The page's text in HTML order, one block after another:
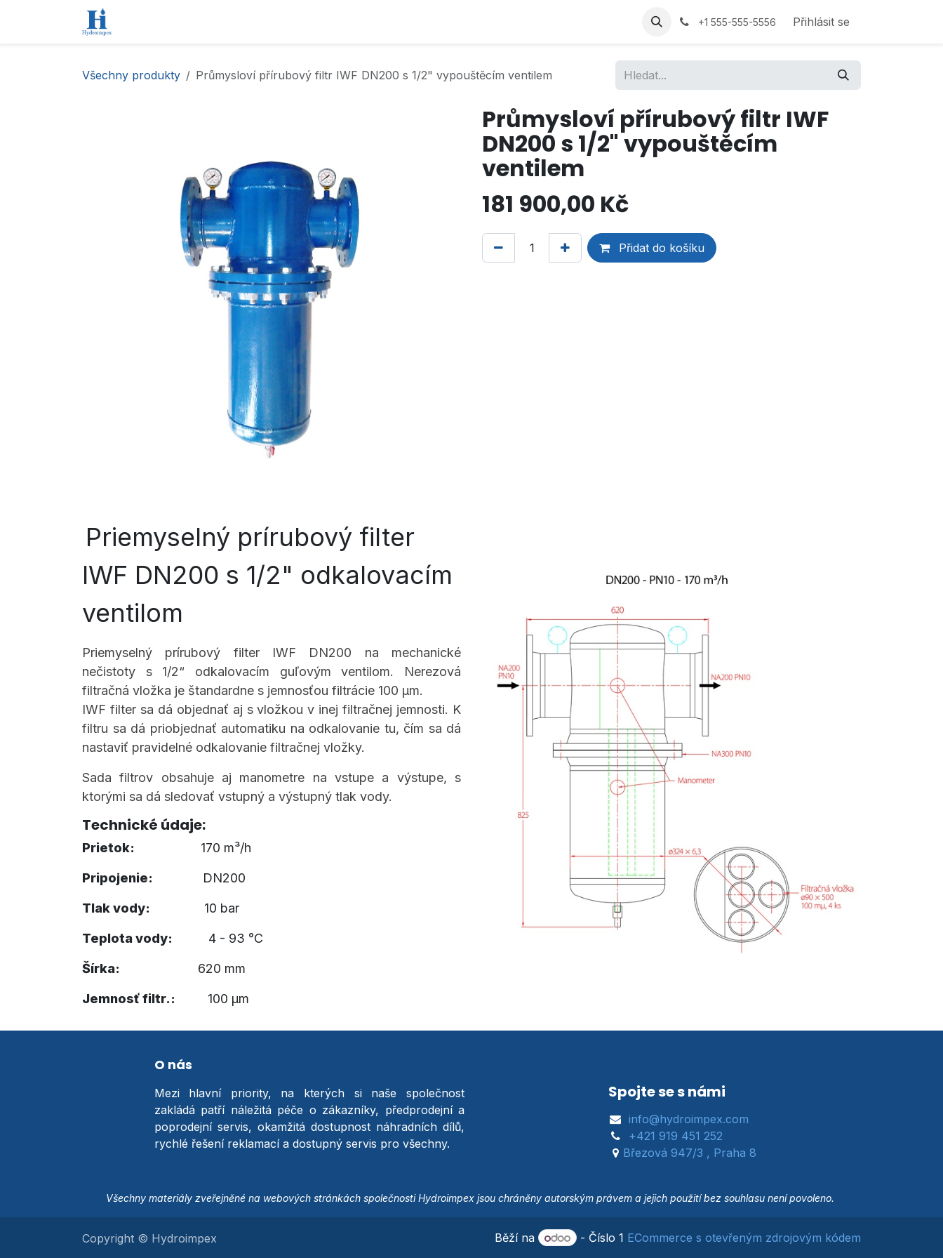
+1 555-555-5556 Přihlásit se
Všechny produkty Průmysloví přírubový filtr IWF DN200 s 1/2" vypouštěcím ventilem
Průmysloví přírubový filtr IWF
DN200 s 1/2" vypouštěcím
ventilem
181 900,00 Kč
Přidat do košíku
Priemyselný prírubový filter
IWF DN200 s 1/2" odkalovacím
ventilom
Priemyselný prírubový filter IWF DN200 na mechanické
nečistoty s 1/2“ odkalovacím guľovým ventilom. Nerezová
filtračná vložka je štandardne s jemnosťou filtrácie 100 µm.
​IWF filter sa dá objednať aj s vložkou v inej filtračnej jemnosti. K
filtru sa dá priobjednať automatiku na odkalovanie tu, čím sa dá
nastaviť pravidelné odkalovanie filtračnej vložky.
Sada filtrov obsahuje aj manometre na vstupe a výstupe, s
ktorými sa dá sledovať vstupný a výstupný tlak vody.
Technické údaje:
Prietok: 170 m³/h
Pripojenie: DN200
Tlak vody: ​​10 bar
Teplota vody: ​4 ​- 93 °C
Šírka: ​620 mm
Jemnosť filtr.: ​100 µm​
O nás
Mezi hlavní priority, na kterých si naše společnost
zakládá patří náležitá péče o zákazníky, předprodejní a
poprodejní servis, okamžitá dostupnost náhradních dílů,
rychlé řešení reklamací a dostupný servis pro všechny.
Všechny materiály zveřejněné na webových stránkách společnosti Hydroimpex jsou chráněny autorským právem a jejich použití bez souhlasu není povoleno.
Spojte se s námi
info@hydroimpex.com
+421 919 451 252
Březová 947/3 , Praha 8
Copyright © Hydroimpex Běží na - Číslo 1 ECommerce s otevřeným zdrojovým kódem